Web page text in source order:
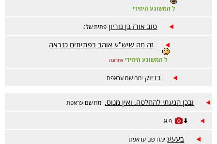
ל המשוגע היחידי
טוב אורז בן גוריון פתית שלג
זה מה שיש"ע אוהב בפתיתים כנראה
ל המשוגע היחידי אחרונה
בדיוק ימח שם עראפת
ובכן הגעתי להחלטה. ואין מנוס. ימח שם עראפת
⬇️ פ.א.
בעעע ימח שם עראפת